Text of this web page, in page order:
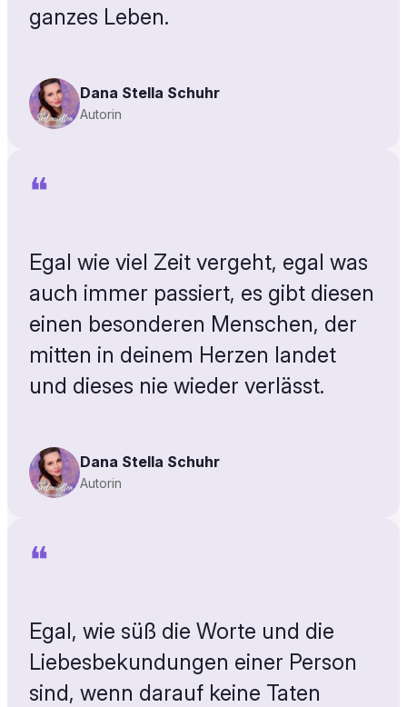
ganzes Leben.
Dana Stella Schuhr
Autorin
❝
Egal wie viel Zeit vergeht, egal was
auch immer passiert, es gibt diesen
einen besonderen Menschen, der
mitten in deinem Herzen landet
und dieses nie wieder verlässt.
Dana Stella Schuhr
Autorin
❝
Egal, wie süß die Worte und die
Liebesbekundungen einer Person
sind, wenn darauf keine Taten